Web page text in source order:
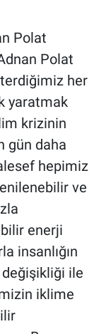
Polat
Polat
her
yaratmak
krizinin
gün daha
hepimiz
ve
enerji
insanlığın
ile
iklime